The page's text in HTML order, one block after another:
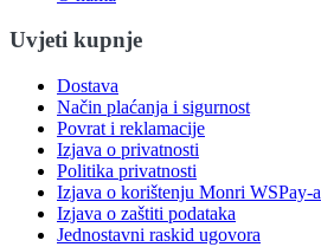
Uvjeti kupnje
Dostava
Način plaćanja i sigurnost
Povrat i reklamacije
Izjava o privatnosti
Politika privatnosti
Izjava o korištenju Monri WSPay-a
Izjava o zaštiti podataka
Jednostavni raskid ugovora